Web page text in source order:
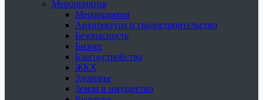
Мероприятия
Мероприятия
Архитектура и градостроительство
Безопасность
Бизнес
Благоустройство
ЖКХ
Здоровье
Земля и имущество